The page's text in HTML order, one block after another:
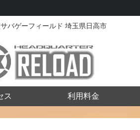
バゲーフィールド 埼玉県日高市
ス 利用料金